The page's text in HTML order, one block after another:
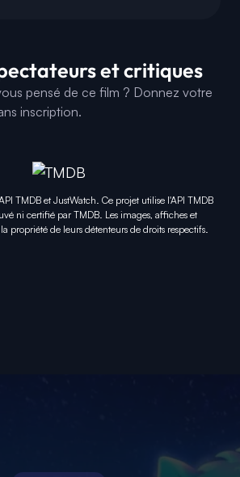
et critiques
pensé de ce film ? Donnez votre
inscription.
TMDB et JustWatch. Ce projet utilise l'API TMDB
ni certifié par TMDB. Les images, affiches et
propriété de leurs détenteurs de droits respectifs.